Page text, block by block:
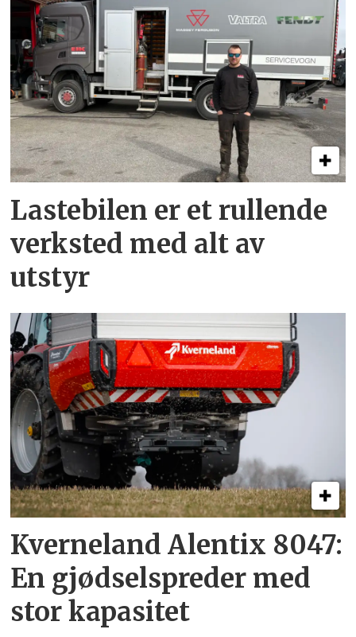
Lastebilen er et rullende
verksted med alt av
utstyr
Kverneland Alentix 8047:
En gjødsel­spreder med
stor kapasitet